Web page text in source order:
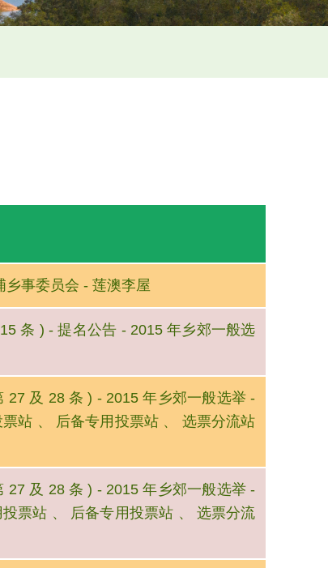
事委员会 - 莲澳李屋
条 ) - 提名公告 - 2015 年乡郊一般选
27 及 28 条 ) - 2015 年乡郊一般选举 -
站 、 后备专用投票站 、 选票分流站
27 及 28 条 ) - 2015 年乡郊一般选举 -
票站 、 后备专用投票站 、 选票分流